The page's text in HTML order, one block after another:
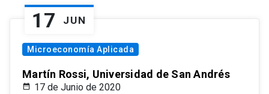
17 JUN
Microeconomía Aplicada
Martín Rossi, Universidad de San Andrés
17 de Junio de 2020